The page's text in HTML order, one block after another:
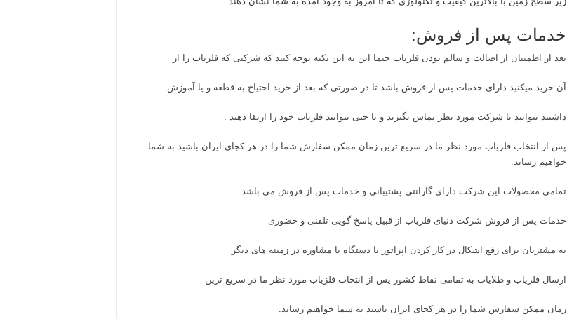
خدمات پس از فروش:
بعد از اطمینان از اصالت و سالم بودن فلزیاب حتما این به این نکته توجه کنید که شرکتی که فلزیاب را از
آن خرید میکنید دارای خدمات پس از فروش باشد تا در صورتی که بعد از خرید احتیاج به قطعه و یا آموزش
داشتید بتوانید با شرکت مورد نظر تماس بگیرید و یا حتی بتوانید فلزیاب خود را ارتقا دهید .
پس از انتخاب فلزیاب مورد نظر ما در سریع ترین زمان ممکن سفارش شما را در هر کجای ایران باشید به شما
خواهیم رساند.
تمامی محصولات این شرکت دارای گارانتی پشتیبانی و خدمات پس از فروش می باشد.
خدمات پس از فروش شرکت دنیای فلزیاب از قبیل پاسخ گویی تلفنی و حضوری
به مشتریان برای رفع اشکال در کار کردن اپراتور با دستگاه یا مشاوره در زمینه های دیگر
ارسال فلزیاب و طلایاب به تمامی نقاط کشور پس از انتخاب فلزیاب مورد نظر ما در سریع ترین
زمان ممکن سفارش شما را در هر کجای ایران باشید به شما خواهیم رساند.